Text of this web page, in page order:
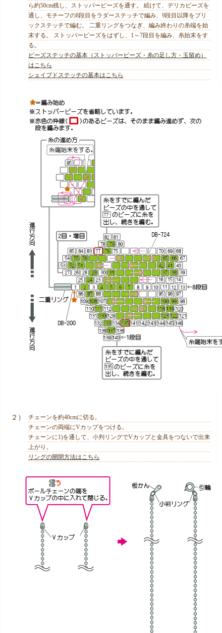
ら約50cm残し、ストッパービーズを通す。 続けて、デリカビーズを
通し、モチーフの8段目をラダーステッチで編み、9段目以降をブリ
ックステッチで編む。 二重リングをつなぎ、編み終わりの糸端を始
末する。 ストッパービーズをはずし、1～7段目を編み、糸始末をす
る。
ビーズステッチの基本（ストッパービーズ・糸の足し方・玉留め）
はこちら
シェイプドステッチの基本はこちら
２）
チェーンを約40cmに切る。
チェーンの両端にVカップをつける。
チェーンに1)を通して、小判リングでVカップと金具をつないで出来
上がり。
リングの開閉方法はこちら